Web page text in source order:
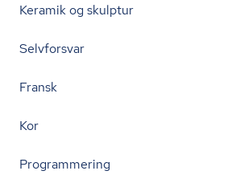
Keramik og skulptur
Selvforsvar
Fransk
Kor
Programmering